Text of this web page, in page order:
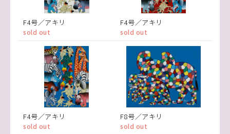
F4号／アキリ
sold out
F4号／アキリ
sold out
F4号／アキリ
sold out
F8号／アキリ
sold out